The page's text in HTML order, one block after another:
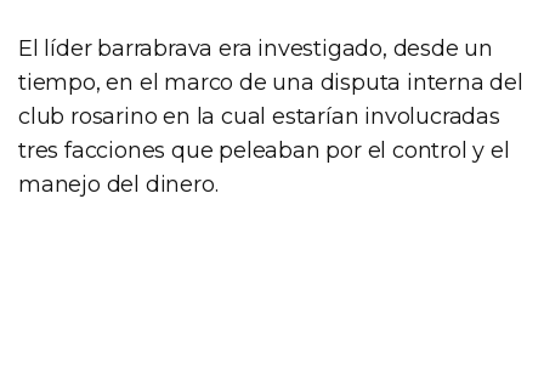
El líder barrabrava era investigado, desde un
tiempo, en el marco de una disputa interna del
club rosarino en la cual estarían involucradas
tres facciones que peleaban por el control y el
manejo del dinero.